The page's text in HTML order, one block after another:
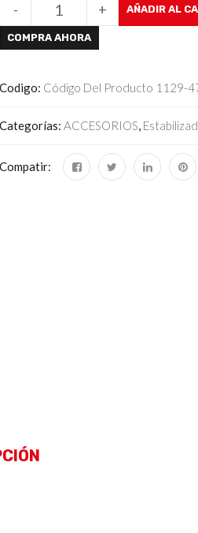
+
- AÑADIR AL
COMPRA AHORA
Codigo: Código Del Producto 1129-
Categorías:ACCESORIOS,
Compatir: